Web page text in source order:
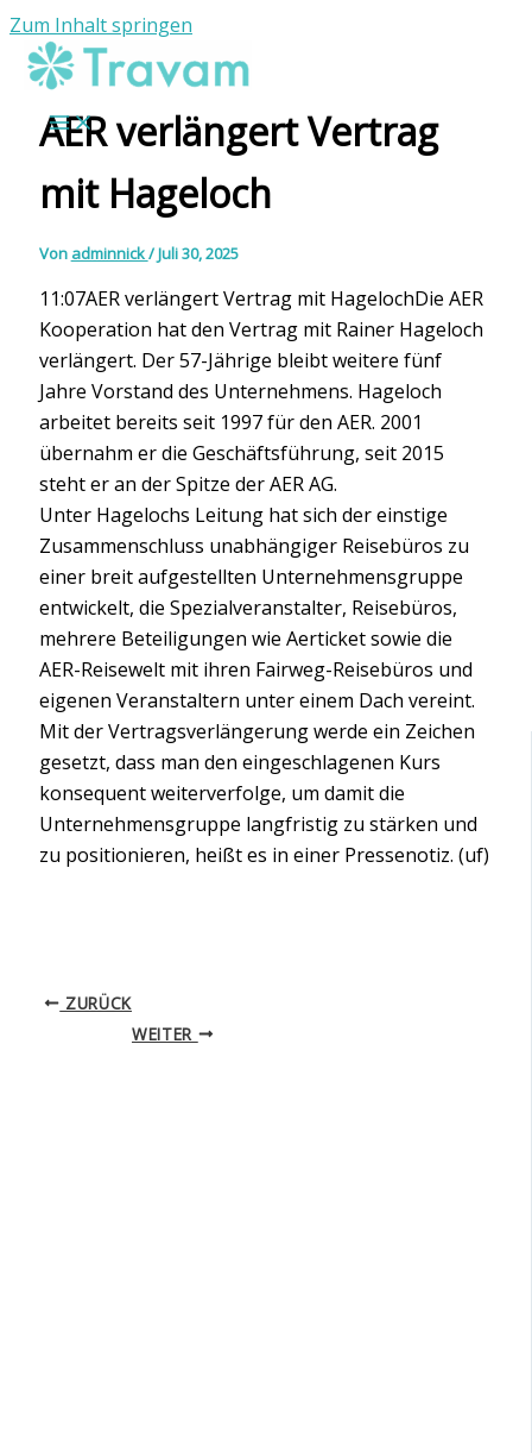
Zum Inhalt springen
AER verlängert Vertrag
mit Hageloch
Von adminnick/Juli 30, 2025
11:07AER verlängert Vertrag mit HagelochDie AER
Kooperation hat den Vertrag mit Rainer Hageloch
verlängert. Der 57-Jährige bleibt weitere fünf
Jahre Vorstand des Unternehmens. Hageloch
arbeitet bereits seit 1997 für den AER. 2001
übernahm er die Geschäftsführung, seit 2015
steht er an der Spitze der AER AG.
Unter Hagelochs Leitung hat sich der einstige
Zusammenschluss unabhängiger Reisebüros zu
einer breit aufgestellten Unternehmensgruppe
entwickelt, die Spezialveranstalter, Reisebüros,
mehrere Beteiligungen wie Aerticket sowie die
AER-Reisewelt mit ihren Fairweg-Reisebüros und
eigenen Veranstaltern unter einem Dach vereint.
Mit der Vertragsverlängerung werde ein Zeichen
gesetzt, dass man den eingeschlagenen Kurs
konsequent weiterverfolge, um damit die
Unternehmensgruppe langfristig zu stärken und
zu positionieren, heißt es in einer Pressenotiz. (uf)
ZURÜCK
WEITER